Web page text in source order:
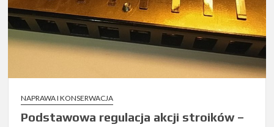
NAPRAWA I KONSERWACJA
Podstawowa regulacja akcji stroików –